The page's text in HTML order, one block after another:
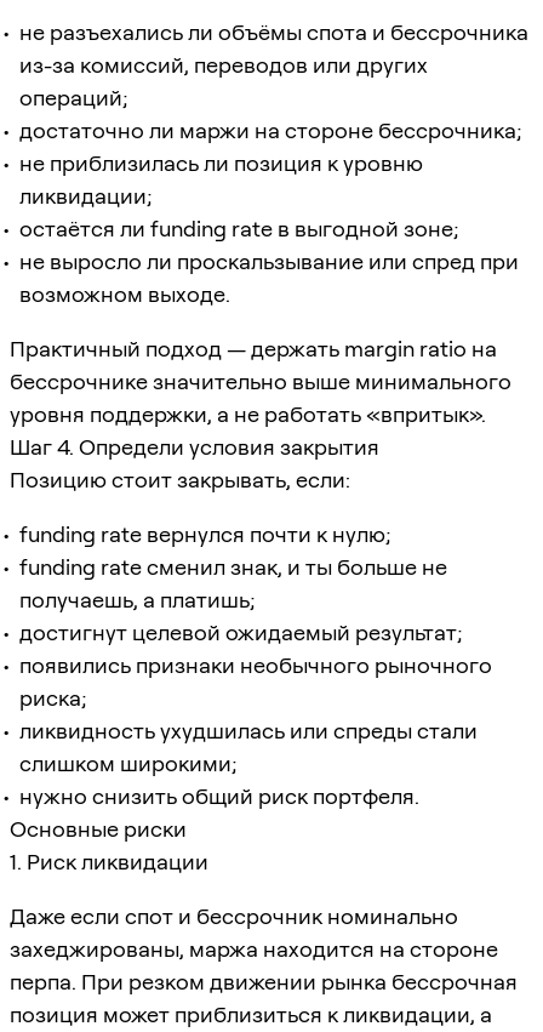
не разъехались ли объёмы спота и бессрочника
из-за комиссий, переводов или других
операций;
достаточно ли маржи на стороне бессрочника;
не приблизилась ли позиция к уровню
ликвидации;
остаётся ли funding rate в выгодной зоне;
не выросло ли проскальзывание или спред при
возможном выходе.
Практичный подход — держать margin ratio на
бессрочнике значительно выше минимального
уровня поддержки, а не работать «впритык».
Шаг 4. Определи условия закрытия
Позицию стоит закрывать, если:
funding rate вернулся почти к нулю;
funding rate сменил знак, и ты больше не
получаешь, а платишь;
достигнут целевой ожидаемый результат;
появились признаки необычного рыночного
риска;
ликвидность ухудшилась или спреды стали
слишком широкими;
нужно снизить общий риск портфеля.
Основные риски
1. Риск ликвидации
Даже если спот и бессрочник номинально
захеджированы, маржа находится на стороне
перпа. При резком движении рынка бессрочная
позиция может приблизиться к ликвидации, а